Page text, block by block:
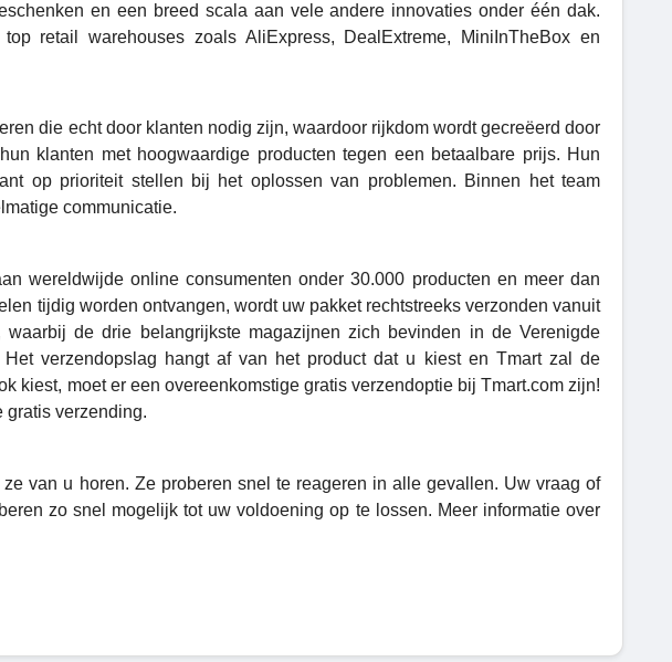
en een breed scala aan vele andere innovaties onder één dak.
retail warehouses zoals AliExpress, DealExtreme, MiniInTheBox en
die echt door klanten nodig zijn, waardoor rijkdom wordt gecreëerd door
klanten met hoogwaardige producten tegen een betaalbare prijs. Hun
op prioriteit stellen bij het oplossen van problemen. Binnen het team
communicatie.
wereldwijde online consumenten onder 30.000 producten en meer dan
tijdig worden ontvangen, wordt uw pakket rechtstreeks verzonden vanuit
de drie belangrijkste magazijnen zich bevinden in de Verenigde
verzendopslag hangt af van het product dat u kiest en Tmart zal de
kiest, moet er een overeenkomstige gratis verzendoptie bij Tmart.com zijn!
gratis verzending.
van u horen. Ze proberen snel te reageren in alle gevallen. Uw vraag of
zo snel mogelijk tot uw voldoening op te lossen. Meer informatie over